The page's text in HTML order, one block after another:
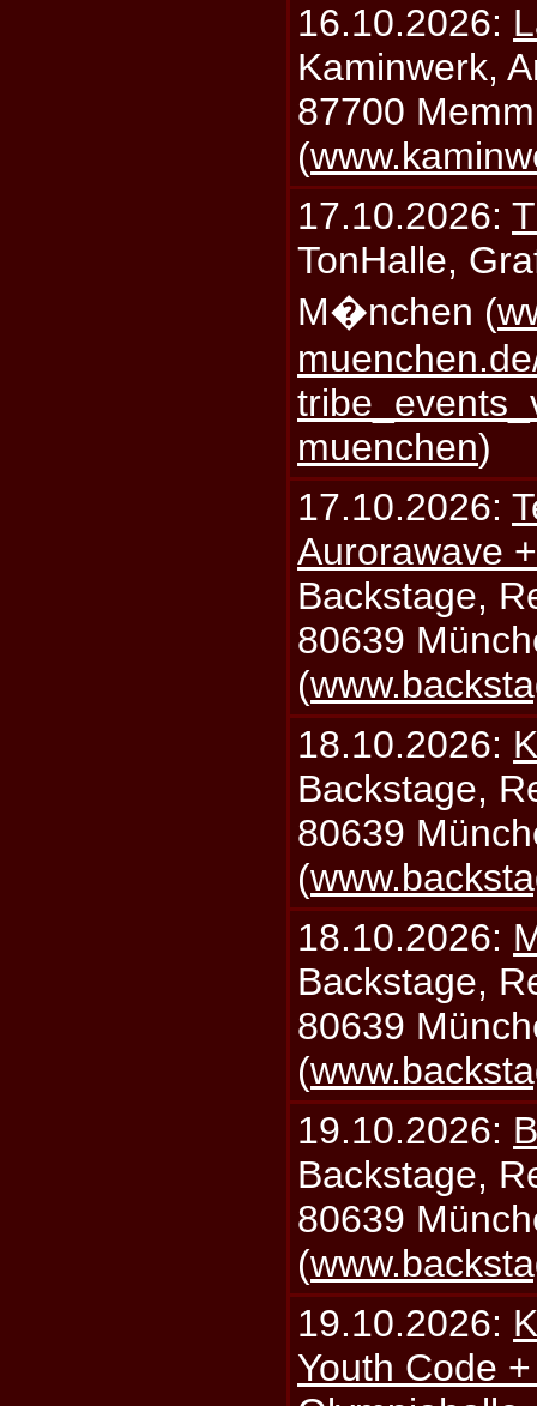
16.10.2026:
Kaminwerk,
87700
(
17.10.2026:
TonHalle,
M�nchen (
muenchen)
17.10.2026:
Aurorawave
Backstage,
80639
(
18.10.2026:
Backstage,
80639
(
18.10.2026:
Backstage,
80639
(
19.10.2026:
Backstage,
80639
(
19.10.2026:
Youth Code